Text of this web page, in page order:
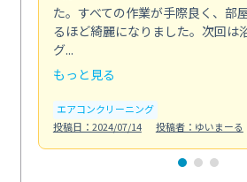
た。すべての作業が手際良く、部
るほど綺麗になりました。次回は
グ...
もっと見る
エアコンクリーニング
投稿日：2024/07/14
投稿者：ゆいまーる